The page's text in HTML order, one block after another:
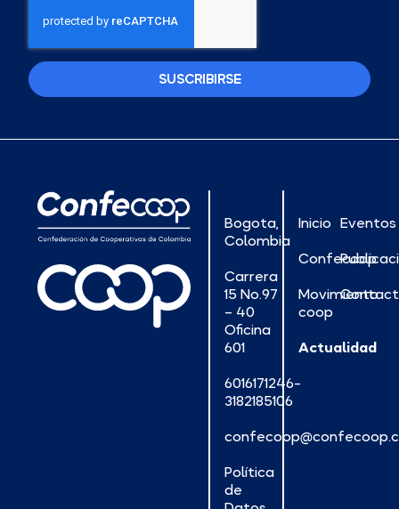
SUSCRIBIRSE
Bogota,
Colombia
Carrera
15 No.97
– 40
Oficina
601
6016171246-
3182185106
Política
de
Inicio
Confecoop
Movimiento
coop
Actualidad
Eventos